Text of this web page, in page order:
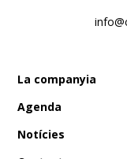
La companyia
Agenda
Notícies